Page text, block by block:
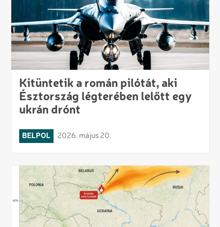
Kitüntetik a román pilótát, aki
Észtország légterében lelőtt egy
ukrán drónt
BELPOL 2026. május 20.